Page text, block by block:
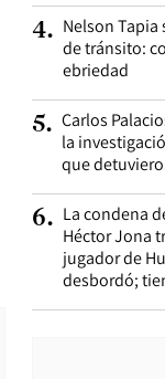
4. Nelson Tapia
de tránsito:
ebriedad
5. Carlos
la
que
6. La condena
Héctor Jona
jugador de
desbordó;